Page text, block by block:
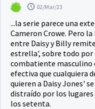
02/Mar/23
...la serie parece una
Cameron Crowe. Pero
entre Daisy y Billy
estrella', sobre todo
combatiente masculino
efectiva que cualquiera
quieren a Daisy Jones'
distraído por los lugares
los setenta.